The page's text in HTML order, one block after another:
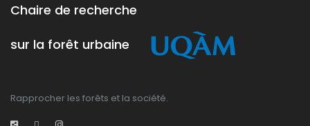
les
souterraines
Chaire de recherche
sur la forêt urbaine
Rapprocher les forêts et la société.